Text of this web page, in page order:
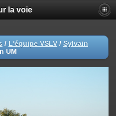
la voie
/ L'équipe VSLV / Sylvain
UM